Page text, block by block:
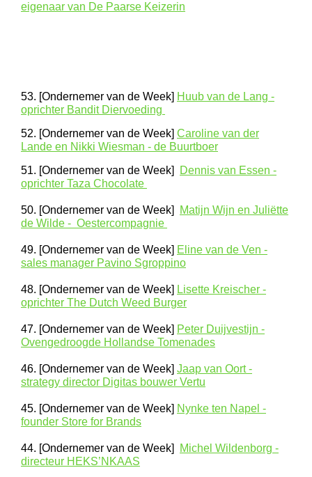
eigenaar van De Paarse Keizerin
53. [Ondernemer van de Week] Huub van de Lang -
oprichter Bandit Diervoeding
52. [Ondernemer van de Week] Caroline van der
Lande en Nikki Wiesman - de Buurtboer
51. [Ondernemer van de Week]
Dennis van Essen -
oprichter Taza Chocolate
50. [Ondernemer van de Week]
Matijn Wijn en Juliëtte
de Wilde - Oestercompagnie
49. [Ondernemer van de Week] Eline van de Ven -
sales manager Pavino Sgroppino
48. [Ondernemer van de Week] Lisette Kreischer -
oprichter The Dutch Weed Burger
47. [Ondernemer van de Week] Peter Duijvestijn -
Ovengedroogde Hollandse Tomenades
46. [Ondernemer van de Week] Jaap van Oort -
strategy director Digitas bouwer Vertu
45. [Ondernemer van de Week] Nynke ten Napel -
founder Store for Brands
44. [Ondernemer van de Week]
Michel Wildenborg -
directeur HEKS’NKAAS